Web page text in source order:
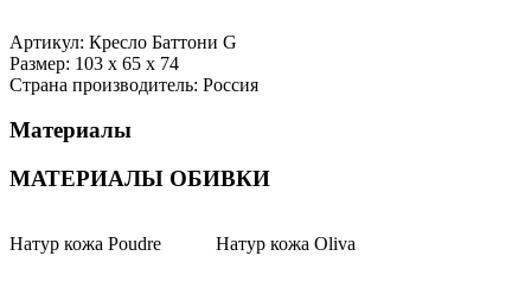
Артикул: Кресло Баттони G
Размер: 103 x 65 x 74
Страна производитель: Россия
Материалы
МАТЕРИАЛЫ ОБИВКИ
Натур кожа Poudre Натур кожа Oliva